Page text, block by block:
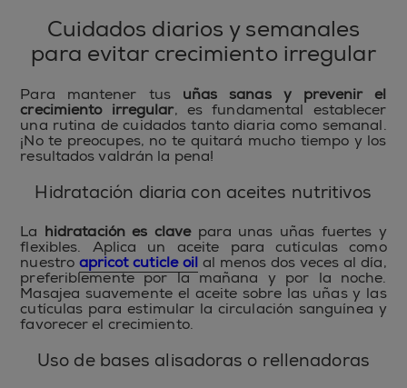
Cuidados diarios y semanales
para evitar crecimiento irregular
Para mantener tus uñas sanas y prevenir el
crecimiento irregular, es fundamental establecer
una rutina de cuidados tanto diaria como semanal.
¡No te preocupes, no te quitará mucho tiempo y los
resultados valdrán la pena!
Hidratación diaria con aceites nutritivos
La hidratación es clavepara unas uñas fuertes y
flexibles. Aplica un aceite para cutículas como
nuestro apricot cuticle oil al menos dos veces al día,
preferiblemente por la mañana y por la noche.
Masajea suavemente el aceite sobre las uñas y las
cutículas para estimular la circulación sanguínea y
favorecer el crecimiento.
Uso de bases alisadoras o rellenadoras